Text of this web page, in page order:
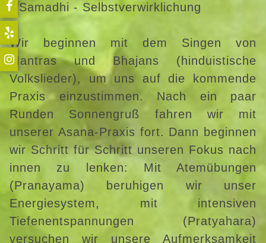
Samadhi - Selbstverwirklichung
Wir beginnen mit dem Singen von
Mantras und Bhajans (hinduistische
Volkslieder), um uns auf die kommende
Praxis einzustimmen. Nach ein paar
Runden Sonnengruß fahren wir mit
unserer Asana-Praxis fort. Dann beginnen
wir Schritt für Schritt unseren Fokus nach
innen zu lenken: Mit Atemübungen
(Pranayama) beruhigen wir unser
Energiesystem, mit intensiven
Tiefenentspannungen (Pratyahara)
versuchen wir unsere Aufmerksamkeit